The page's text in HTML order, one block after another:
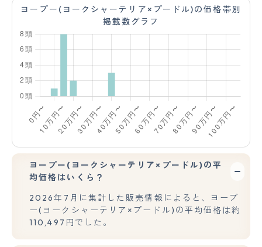
ヨープー(ヨークシャーテリア×プードル)の価格帯別
掲載数グラフ
ヨープー(ヨークシャーテリア×プードル)の平
均価格はいくら？
2026年7月に集計した販売情報によると、ヨープ
ー(ヨークシャーテリア×プードル)の平均価格は約
110,497円でした。